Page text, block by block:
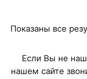
Показаны все
Если Вы не
нашем сайте